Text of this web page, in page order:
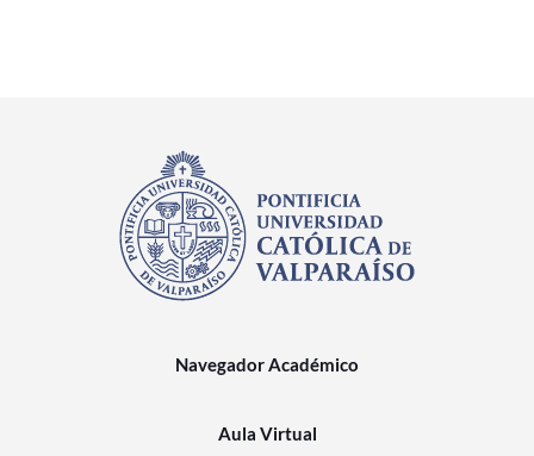
Navegador Académico
Aula Virtual